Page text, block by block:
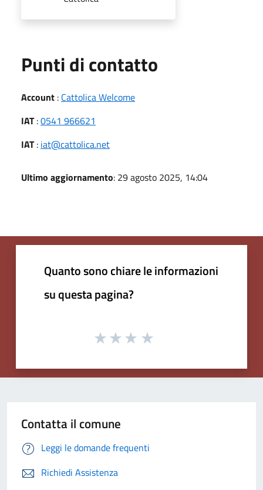
Punti di contatto
Account : Cattolica Welcome
IAT:0541 966621
IAT: iat@cattolica.net
Ultimo aggiornamento: 29 agosto 2025, 14:04
Quanto sono chiare le informazioni
su questa pagina?
Contatta il comune
Leggi le domande frequenti
Richiedi Assistenza